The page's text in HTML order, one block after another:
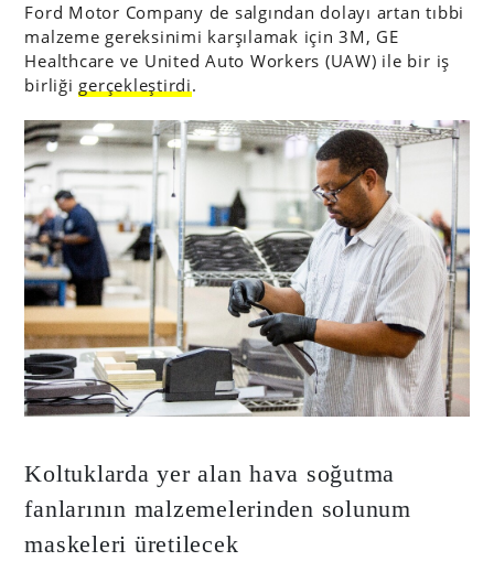
Ford Motor Company de salgından dolayı artan tıbbi
malzeme gereksinimi karşılamak için 3M, GE
Healthcare ve United Auto Workers (UAW) ile bir iş
birliği gerçekleştirdi.
Koltuklarda yer alan hava soğutma
fanlarının malzemelerinden solunum
maskeleri üretilecek